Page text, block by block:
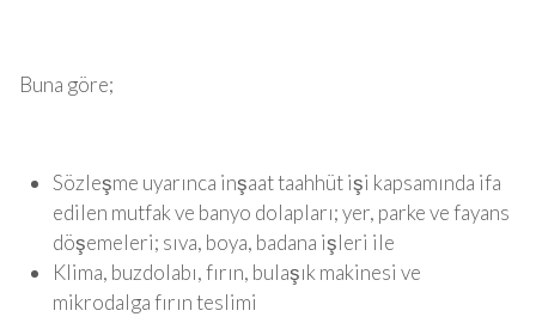
Buna göre;
Sözleşme uyarınca inşaat taahhüt işi kapsamında ifa
edilen mutfak ve banyo dolapları; yer, parke ve fayans
döşemeleri; sıva, boya, badana işleri ile
Klima, buzdolabı, fırın, bulaşık makinesi ve
mikrodalga fırın teslimi